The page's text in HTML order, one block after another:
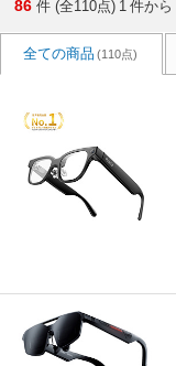
86 件 (全110点) 1 件から
全ての商品 (110点)